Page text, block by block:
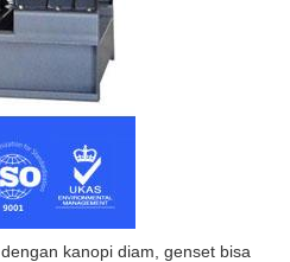
dengan kanopi diam, genset bisa